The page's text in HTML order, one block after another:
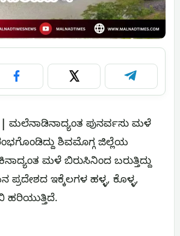
Facebook X Telegram
ಮಲೆನಾಡಿನಾದ್ಯಂತ ಪುನರ್ವಸು ಮಳೆ
ಶಿವಮೊಗ್ಗ ಜಿಲ್ಲೆಯ
ಮಳೆ ಬಿರುಸಿನಿಂದ ಬರುತ್ತಿದ್ದು
ಇಕ್ಕೆಲಗಳ ಹಳ್ಳ, ಕೊಳ್ಳ,
ಹರಿಯುತ್ತಿದೆ.